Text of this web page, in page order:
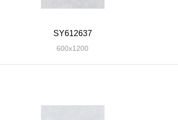
SY612637
600x1200